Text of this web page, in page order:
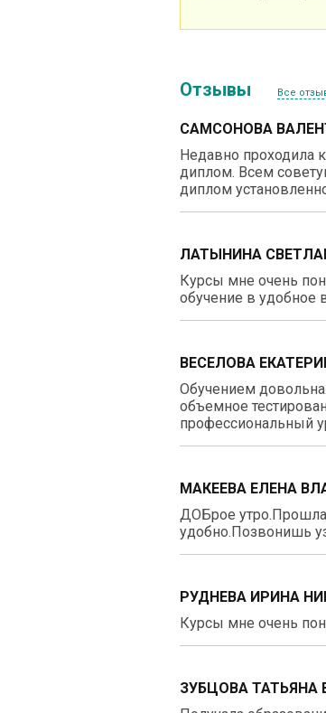
Отзывы Все
САМСОНОВА
Недавно проходила
диплом. Всем
диплом
ЛАТЫНИНА
Курсы мне очень
обучение в удобное
ВЕСЕЛОВА
Обучением
объемное
профессиональный
МАКЕЕВА ЕЛЕНА
ДОБрое
удобно.Позвонишь
РУДНЕВА ИРИНА
Курсы мне очень
ЗУБЦОВА